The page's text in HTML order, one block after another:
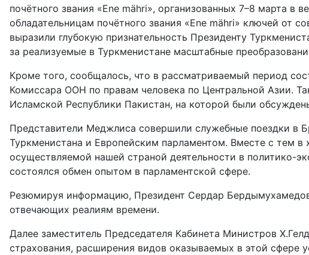
почётного звания «Ene mähri», организованных 7–8 марта
обладательницам почётного звания «Ene mähri» ключей от
выразили глубокую признательность Президенту
за реализуемые в Туркменистане масштабные
Кроме того, сообщалось, что в рассматриваемый период
Комиссара ООН по правам человека по Центральной Азии.
Исламской Республики Пакистан, на которой были
Представители Меджлиса совершили служебные поездки в
Туркменистана и Европейским парламентом. Вместе с тем
осуществ­ляемой нашей страной деятельности в политико-
состоялся обмен опытом в парламентской сфере.
Резюмируя информацию, Президент Сердар
отвечающих реалиям времени.
Далее заместитель Председателя Кабинета Министров
страхования, расширения видов оказывае­мых в этой сфере